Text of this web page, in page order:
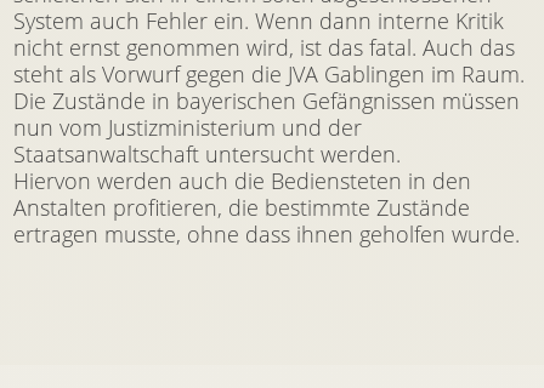
System auch Fehler ein. Wenn dann interne Kritik
nicht ernst genommen wird, ist das fatal. Auch das
steht als Vorwurf gegen die JVA Gablingen im Raum.
Die Zustände in bayerischen Gefängnissen müssen
nun vom Justizministerium und der
Staatsanwaltschaft untersucht werden.
Hiervon werden auch die Bediensteten in den
Anstalten profitieren, die bestimmte Zustände
ertragen musste, ohne dass ihnen geholfen wurde.